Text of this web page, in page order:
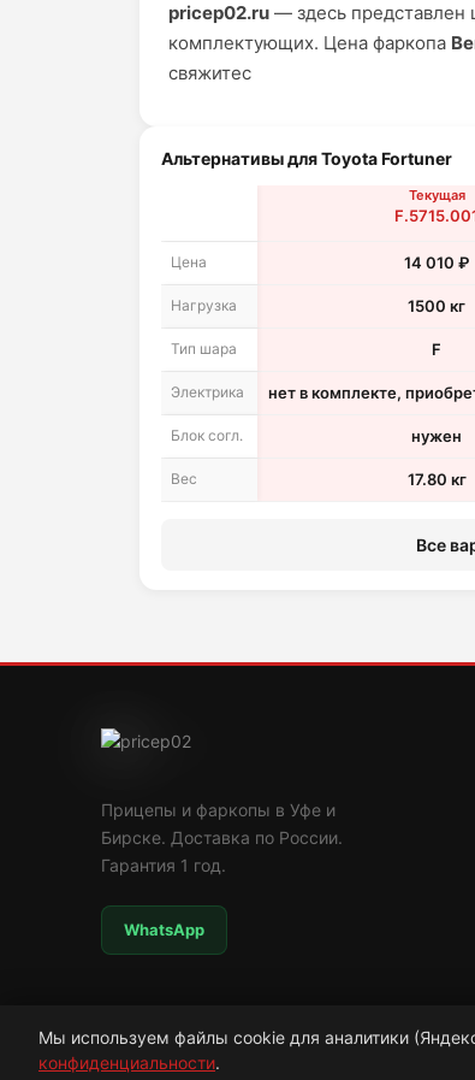
pricep02.ru — здесь представлен
комплектующих. Цена фаркопа
свяжитес
Альтернативы для Toyota Fortuner
Текущая
Цена 14 010 ₽
Нагрузка 1500 кг
Тип шара F
Электрика нет в комплекте,
Блок согл. нужен
Вес 17.80 кг
Все
Прицепы и фаркопы в Уфе и
Бирске. Доставка по России.
Гарантия 1 год.
WhatsApp
© 2009—2026 ООО «Рада»
Мы используем файлы cookie для аналитики
конфиденциальности.